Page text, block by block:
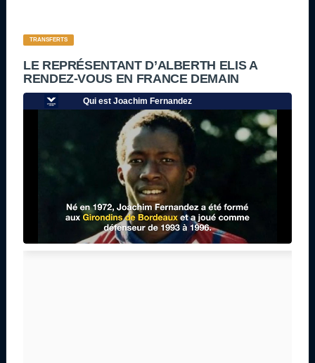
TRANSFERTS
LE REPRÉSENTANT D’ALBERTH ELIS A
RENDEZ-VOUS EN FRANCE DEMAIN